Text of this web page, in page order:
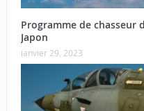
Programme de
Japon
janvier 29, 2023